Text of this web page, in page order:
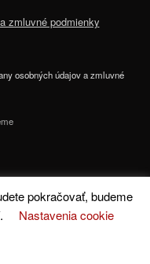
zmluvné podmienky
osobných údajov a zmluvné
pokračovať, budeme
Nastavenia cookie